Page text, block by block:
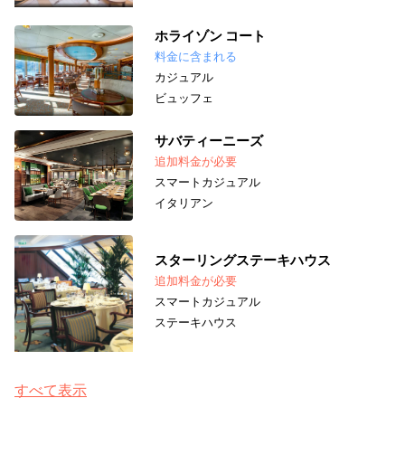
ホライゾン コート
料金に含まれる
カジュアル
ビュッフェ
サバティーニーズ
追加料金が必要
スマートカジュアル
イタリアン
スターリングステーキハウス
追加料金が必要
スマートカジュアル
ステーキハウス
すべて表示